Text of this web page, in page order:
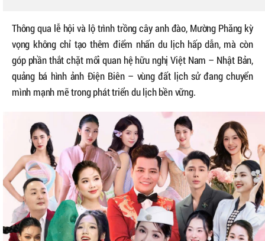
Thông qua lễ hội và lộ trình trồng cây anh đào, Mường Phăng kỳ
vọng không chỉ tạo thêm điểm nhấn du lịch hấp dẫn, mà còn
góp phần thắt chặt mối quan hệ hữu nghị Việt Nam – Nhật Bản,
quảng bá hình ảnh Điện Biên – vùng đất lịch sử đang chuyển
mình mạnh mẽ trong phát triển du lịch bền vững.